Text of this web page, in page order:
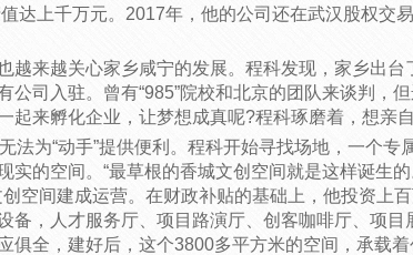
达上千万元。2017年，他的公司还在武汉股权交
来越关心家乡咸宁的发展。程科发现，家乡出台
公司入驻。曾有“985”院校和北京的团队来谈判，
起来孵化企业，让梦想成真呢?程科琢磨着，想亲自“
为“动手”提供便利。程科开始寻找场地，一个专属
实的空间。“最草根的香城文创空间就是这样诞生的
空间建成运营。在财政补贴的基础上，他投资上
备，人才服务厅、项目路演厅、创客咖啡厅、项目
全，建好后，这个3800多平方米的空间，承载着